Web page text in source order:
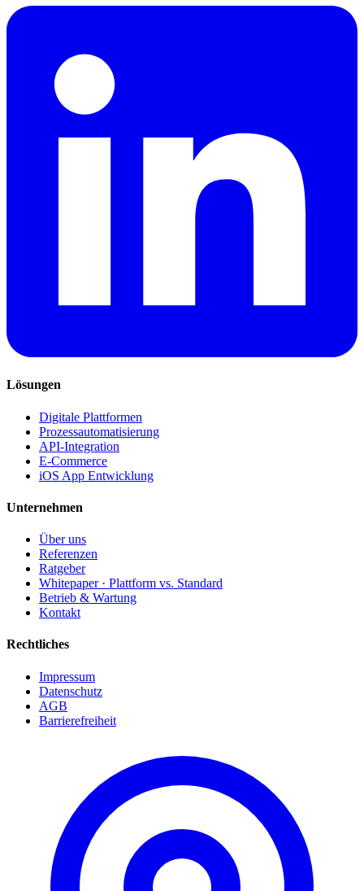
Lösungen
Digitale Plattformen
Prozessautomatisierung
API-Integration
E-Commerce
iOS App Entwicklung
Unternehmen
Über uns
Referenzen
Ratgeber
Whitepaper · Plattform vs. Standard
Betrieb & Wartung
Kontakt
Rechtliches
Impressum
Datenschutz
AGB
Barrierefreiheit